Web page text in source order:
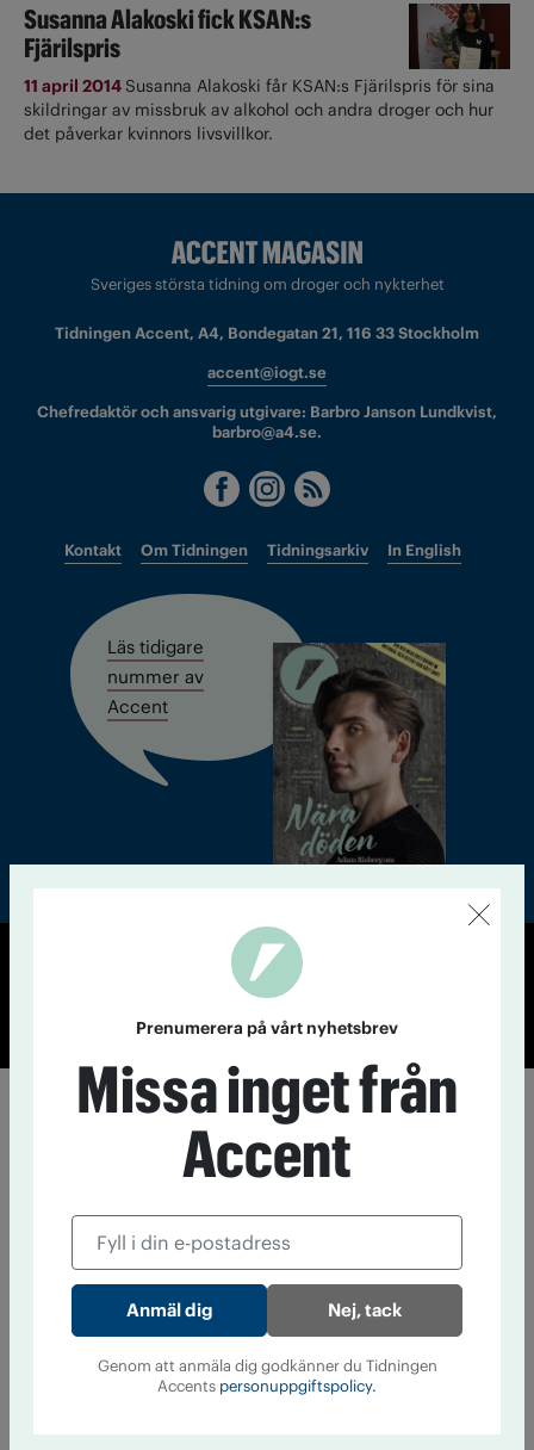
Susanna Alakoski fick KSAN:s
Fjärilspris
11 april 2014 Susanna Alakoski får KSAN:s Fjärilspris för sina
skildringar av missbruk av alkohol och andra droger och hur
det påverkar kvinnors livsvillkor.
Sveriges största tidning om droger och nykterhet
Tidningen Accent, A4, Bondegatan 21, 116 33 Stockholm
accent@iogt.se
Chefredaktör och ansvarig utgivare: Barbro Janson Lundkvist,
barbro@a4.se.
Kontakt Om Tidningen Tidningsarkiv In English
Läs tidigare
nummer av
Accent
© Tidningen Accent 2026
Prenumerera på vårt nyhetsbrev
Missa inget från
Accent
Nej, tack
Genom att anmäla dig godkänner du Tidningen
Accents personuppgiftspolicy.